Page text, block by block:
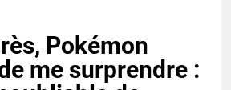
Pokémon
me surprendre :